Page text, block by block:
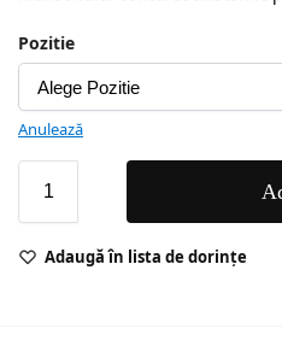
Pozitie
Anulează
Adaugă în lista de dorințe